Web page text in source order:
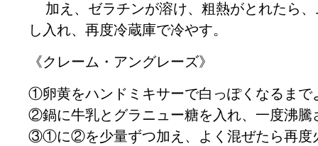
加え、ゼラチンが溶け、粗熱がとれたら
し入れ、再度冷蔵庫で冷やす。
《クレーム・アングレーズ》
①卵黄をハンドミキサーで白っぽくなるまで
②鍋に牛乳とグラニュー糖を入れ、一度沸騰
③①に②を少量ずつ加え、よく混ぜたら再度